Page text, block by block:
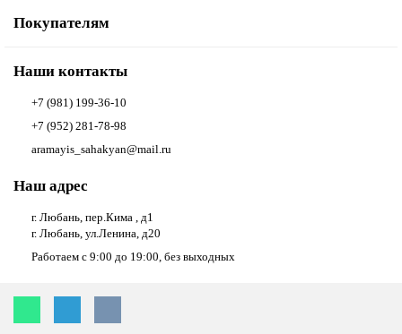
Покупателям
Наши контакты
+7 (981) 199-36-10
+7 (952) 281-78-98
aramayis_sahakyan@mail.ru
Наш адрес
г. Любань, пер.Кима , д1
г. Любань, ул.Ленина, д20
Работаем с 9:00 до 19:00, без выходных